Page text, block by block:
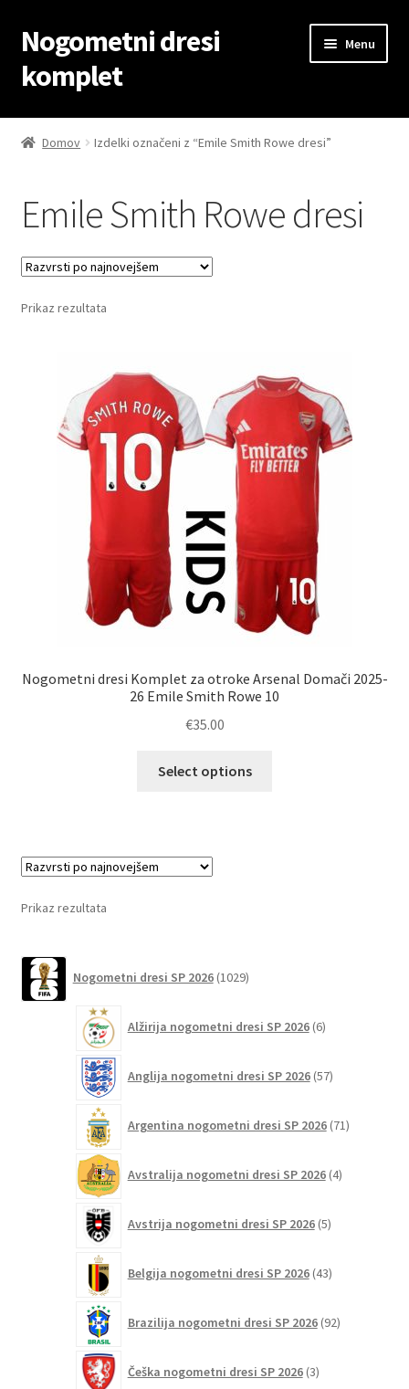
Skip
to
navigation
Skip
to
content
Nogometni dresi
komplet
Menu
Domov
Kontaktiraj nas
Košarica
Moj račun
Zaključek nakupa
Domov Izdelki označeni z “Emile Smith Rowe dresi”
Emile Smith Rowe dresi
Prikaz rezultata
Nogometni dresi Komplet za otroke Arsenal Domači 2025-
26 Emile Smith Rowe 10
€35.00
Select options
Prikaz rezultata
Nogometni dresi SP 2026 1029izdelkov
Alžirija nogometni dresi SP 2026 6izdelkov
Anglija nogometni dresi SP 2026 57izdelkov
Argentina nogometni dresi SP 2026 71izdelkov
Avstralija nogometni dresi SP 2026 4izdelki
Avstrija nogometni dresi SP 2026 5izdelkov
Belgija nogometni dresi SP 2026 43izdelkov
Brazilija nogometni dresi SP 2026 92izdelkov
Češka nogometni dresi SP 2026 3izdelki